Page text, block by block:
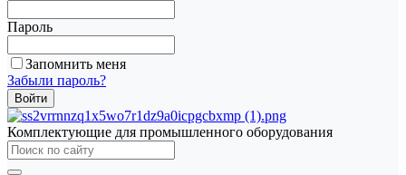
Пароль
Запомнить меня
Забыли пароль?
Комплектующие для промышленного оборудования